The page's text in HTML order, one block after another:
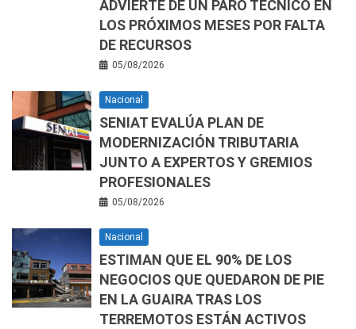
ADVIERTE DE UN PARO TÉCNICO EN
LOS PRÓXIMOS MESES POR FALTA
DE RECURSOS
05/08/2026
Nacional
SENIAT EVALÚA PLAN DE
MODERNIZACIÓN TRIBUTARIA
JUNTO A EXPERTOS Y GREMIOS
PROFESIONALES
05/08/2026
Nacional
ESTIMAN QUE EL 90% DE LOS
NEGOCIOS QUE QUEDARON DE PIE
EN LA GUAIRA TRAS LOS
TERREMOTOS ESTÁN ACTIVOS